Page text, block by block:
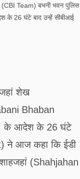
Team) बभनी भवन पुलिस
के 26 घंटे बाद उन्हें सीबीआई
शेख
Bhaban
के आदेश के 26 घंटे
ने आज कहा कि ईडी
(Shahjahan